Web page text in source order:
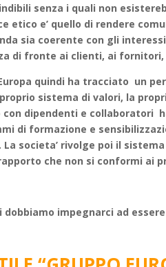
senza i quali non
etico e’ quello di rendere
sia coerente con gli
di fronte ai clienti, ai fornitori,
quindi ha tracciato un
proprio sistema di valori, la
dipendenti e collaboratori
di formazione e
La societa’ rivolge poi il
che non si conformi ai
impegnarci ad